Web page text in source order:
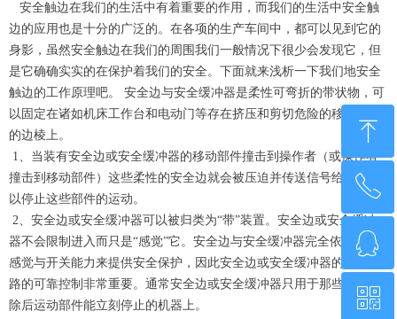
安全触边在我们的生活中有着重要的作用，而我们的生活中安全触
边的应用也是十分的广泛的。在各项的生产车间中，都可以见到它的
身影，虽然安全触边在我们的周围我们一般情况下很少会发现它，但
是它确确实实的在保护着我们的安全。下面就来浅析一下我们地安全
触边的工作原理吧。 安全边与安全缓冲器是柔性可弯折的带状物，可
以固定在诸如机床工作台和电动门等存在挤压和剪切危险的移动部件
的边棱上。
1、当装有安全边或安全缓冲器的移动部件撞击到操作者（或操作者
撞击到移动部件）这些柔性的安全边就会被压迫并传送信号给动力源
以停止这些部件的运动。
2、安全边或安全缓冲器可以被归类为“带”装置。安全边或安全缓冲
器不会限制进入而只是“感觉”它。安全边与安全缓冲器完全依赖于其
感觉与开关能力来提供安全保护，因此安全边或安全缓冲器的控制电
路的可靠控制非常重要。通常安全边或安全缓冲器只用于那些动力撤
除后运动部件能立刻停止的机器上。
ꁸ
回到顶部
ꂅ
0755-21014808
ꁗ
QQ客服
ꀥ